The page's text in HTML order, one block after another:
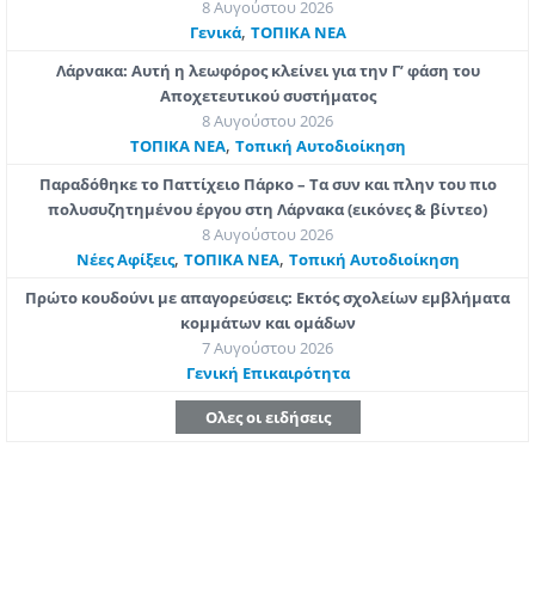
8 Αυγούστου 2026
Γενικά, ΤΟΠΙΚΑ ΝΕΑ
Λάρνακα: Αυτή η λεωφόρος κλείνει για την Γ’ φάση του
Αποχετευτικού συστήματος
8 Αυγούστου 2026
ΤΟΠΙΚΑ ΝΕΑ, Τοπική Αυτοδιοίκηση
Παραδόθηκε το Παττίχειο Πάρκο – Τα συν και πλην του πιο
πολυσυζητημένου έργου στη Λάρνακα (εικόνες & βίντεο)
8 Αυγούστου 2026
Νέες Αφίξεις, ΤΟΠΙΚΑ ΝΕΑ, Τοπική Αυτοδιοίκηση
Πρώτο κουδούνι με απαγορεύσεις: Εκτός σχολείων εμβλήματα
κομμάτων και ομάδων
7 Αυγούστου 2026
Γενική Επικαιρότητα
Ολες οι ειδήσεις